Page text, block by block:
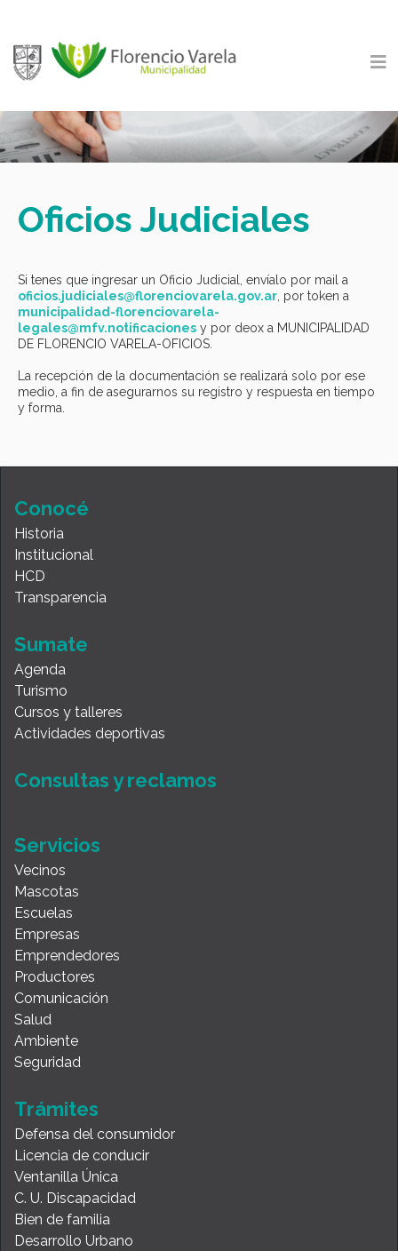
Oficios Judiciales
Si tenes que ingresar un Oficio Judicial, envíalo por mail a
oficios.judiciales@florenciovarela.gov.ar, por token a
municipalidad-florenciovarela-
legales@mfv.notificaciones y por deox a MUNICIPALIDAD
DE FLORENCIO VARELA-OFICIOS.
La recepción de la documentación se realizará solo por ese
medio, a fin de asegurarnos su registro y respuesta en tiempo
y forma.
Conocé
Historia
Institucional
HCD
Transparencia
Sumate
Agenda
Turismo
Cursos y talleres
Actividades deportivas
Consultas y reclamos
Servicios
Vecinos
Mascotas
Escuelas
Empresas
Emprendedores
Productores
Comunicación
Salud
Ambiente
Seguridad
Trámites
Defensa del consumidor
Licencia de conducir
Ventanilla Única
C. U. Discapacidad
Bien de familia
Desarrollo Urbano